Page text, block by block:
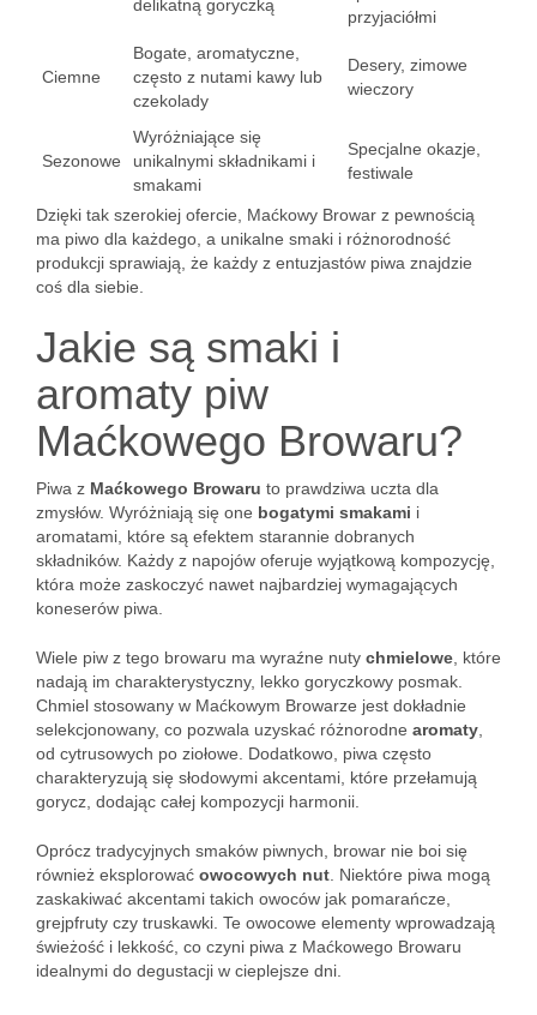
delikatną goryczką
przyjaciółmi
Ciemne
Bogate, aromatyczne,
często z nutami kawy lub
czekolady
Desery, zimowe
wieczory
Sezonowe
Wyróżniające się
unikalnymi składnikami i
smakami
Specjalne okazje,
festiwale
Dzięki tak szerokiej ofercie, Maćkowy Browar z pewnością
ma piwo dla każdego, a unikalne smaki i różnorodność
produkcji sprawiają, że każdy z entuzjastów piwa znajdzie
coś dla siebie.
Jakie są smaki i
aromaty piw
Maćkowego Browaru?
Piwa z Maćkowego Browaru to prawdziwa uczta dla
zmysłów. Wyróżniają się one bogatymi smakami i
aromatami, które są efektem starannie dobranych
składników. Każdy z napojów oferuje wyjątkową kompozycję,
która może zaskoczyć nawet najbardziej wymagających
koneserów piwa.
Wiele piw z tego browaru ma wyraźne nuty chmielowe , które
nadają im charakterystyczny, lekko goryczkowy posmak.
Chmiel stosowany w Maćkowym Browarze jest dokładnie
selekcjonowany, co pozwala uzyskać różnorodne aromaty
od cytrusowych po ziołowe. Dodatkowo, piwa często
charakteryzują się słodowymi akcentami, które przełamują
gorycz, dodając całej kompozycji harmonii.
Oprócz tradycyjnych smaków piwnych, browar nie boi się
również eksplorować owocowych nut . Niektóre piwa mogą
zaskakiwać akcentami takich owoców jak pomarańcze,
grejpfruty czy truskawki. Te owocowe elementy wprowadzają
świeżość i lekkość, co czyni piwa z Maćkowego Browaru
idealnymi do degustacji w cieplejsze dni.